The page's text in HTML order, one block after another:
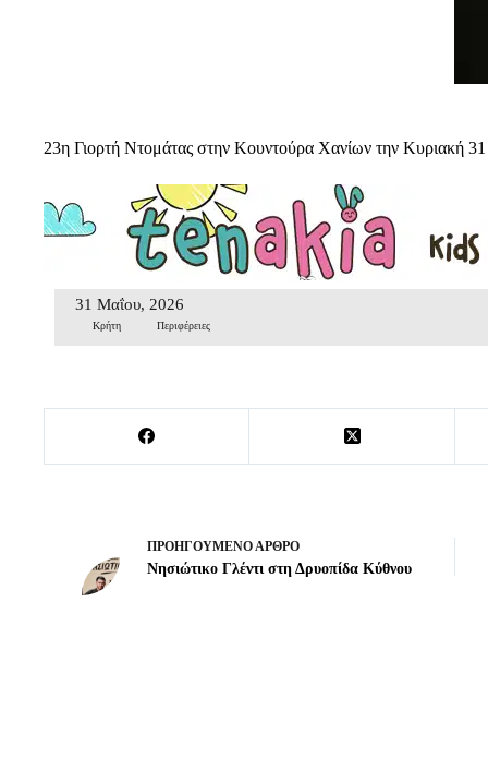
23η Γιορτή Ντομάτας στην Κουντούρα Χανίων την Κυριακή
31 Μαΐου, 2026
Κρήτη Περιφέρειες
ΠΡΟΗΓΟΎΜΕΝΟΆΡΘΡΟ
Νησιώτικο Γλέντι στη Δρυοπίδα Κύθνου